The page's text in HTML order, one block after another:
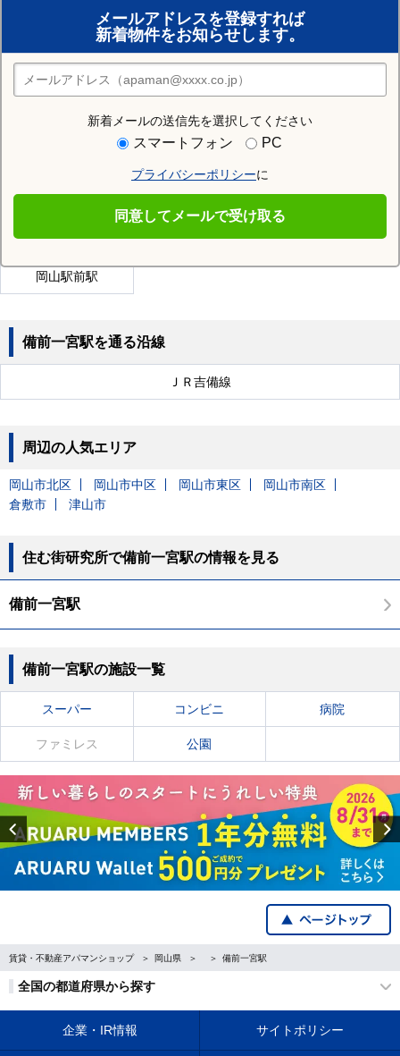
メールアドレスを登録すれば
新着物件をお知らせします。
新着メールの送信先を選択してください
スマートフォン PC
プライバシーポリシーに
同意してメールで受け取る
おまかせ物件リクエスト
住みたい街の店舗を探す
店舗検索
北長瀬駅
県庁通り駅
東中央町駅 新西大寺町筋駅 庭瀬駅
岡山駅前駅
備前一宮駅を通る沿線
ＪＲ吉備線
周辺の人気エリア
岡山市北区 岡山市中区 岡山市東区
岡山市南区
倉敷市
津山市
住む街研究所で備前一宮駅の情報を見る
備前一宮駅
備前一宮駅の施設一覧
スーパー コンビニ 病院
ファミレス 公園
Previous
賃貸・不動産アパマンショップ 岡山県 備前一宮駅
全国の都道府県から探す
企業・IR情報 サイトポリシー